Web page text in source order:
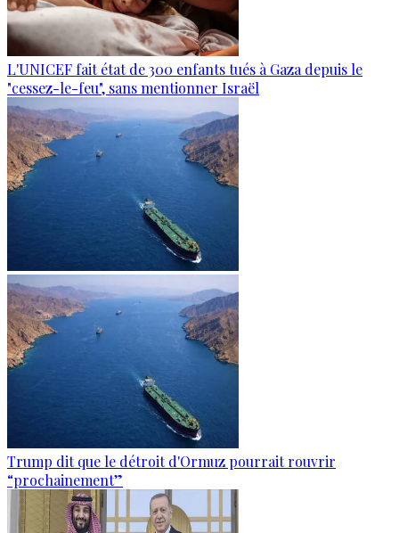
L'UNICEF fait état de 300 enfants tués à Gaza depuis le
"cessez-le-feu", sans mentionner Israël
Trump dit que le détroit d'Ormuz pourrait rouvrir
“prochainement”